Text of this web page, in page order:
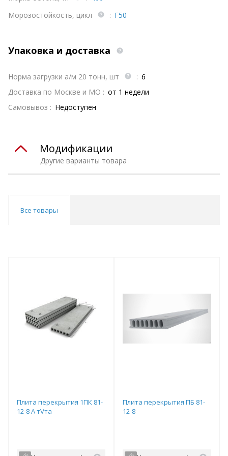
Морозостойкость, цикл
: F50
Упаковка и доставка
Норма загрузки а/м 20 тонн, шт : 6
Доставка по Москве и МО : от 1 недели
Самовывоз : Недоступен
Другие варианты товара
Модификации
Все товары
Плита перекрытия 1ПК 81-
12-8 А тVта
Плита перекрытия ПБ 81-
12-8